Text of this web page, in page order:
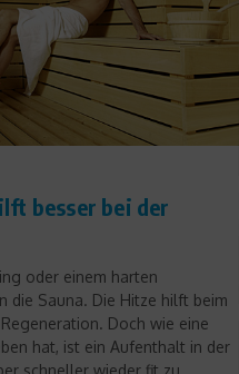
besser bei der
oder einem harten
die Sauna. Die Hitze hilft beim
Doch wie eine
hat, ist ein Aufenthalt in der